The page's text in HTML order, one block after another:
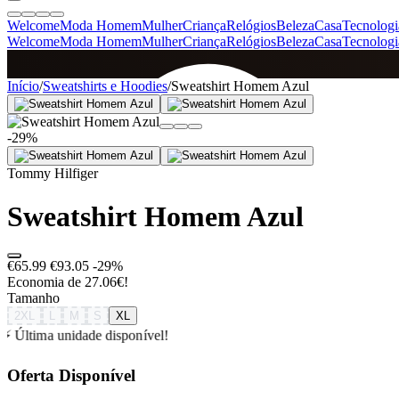
WelcomeModa HomemMulherCriançaRelógiosBelezaCasa
WelcomeModa HomemMulherCriançaRelógiosBelezaCasa
SINCE 2005
+de 36.000 reviews
Início/Sweatshirts e Hoodies/Sweatshirt Homem Azul
-29%
Tommy Hilfiger
Sweatshirt Homem Azul
€65.99 €93.05 -29%
Economia de 27.06€!
Tamanho
2XL M S XL
⚡ Última unidade disponível!
Oferta Disponível